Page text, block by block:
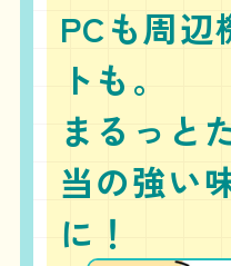
PCも周辺
トも。
まるっと
当の強い
に！